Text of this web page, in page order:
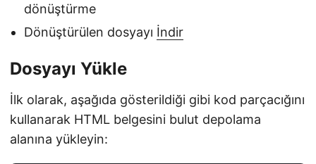
dönüştürme
Dönüştürülen dosyayı İndir
Dosyayı Yükle
İlk olarak, aşağıda gösterildiği gibi kod parçacığını
kullanarak HTML belgesini bulut depolama
alanına yükleyin: